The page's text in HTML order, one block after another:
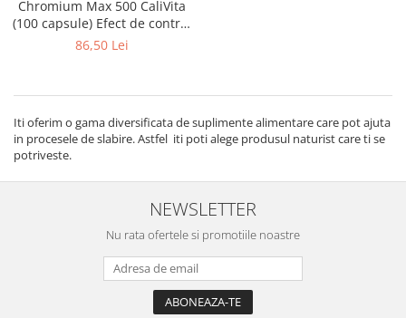
Chromium Max 500 CaliVita
(100 capsule) Efect de control
al apetitului.
86,50 Lei
Iti oferim o gama diversificata de suplimente alimentare care pot ajuta
in procesele de slabire. Astfel iti poti alege produsul naturist care ti se
potriveste.
NEWSLETTER
Nu rata ofertele si promotiile noastre